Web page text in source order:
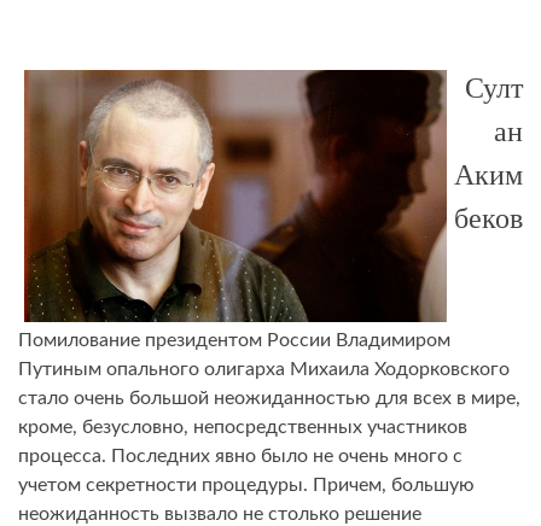
Султ
ан
Аким
беков
Помилование президентом России Владимиром
Путиным опального олигарха Михаила Ходорковского
стало очень большой неожиданностью для всех в мире,
кроме, безусловно, непосредственных участников
процесса. Последних явно было не очень много с
учетом секретности процедуры. Причем, большую
неожиданность вызвало не столько решение